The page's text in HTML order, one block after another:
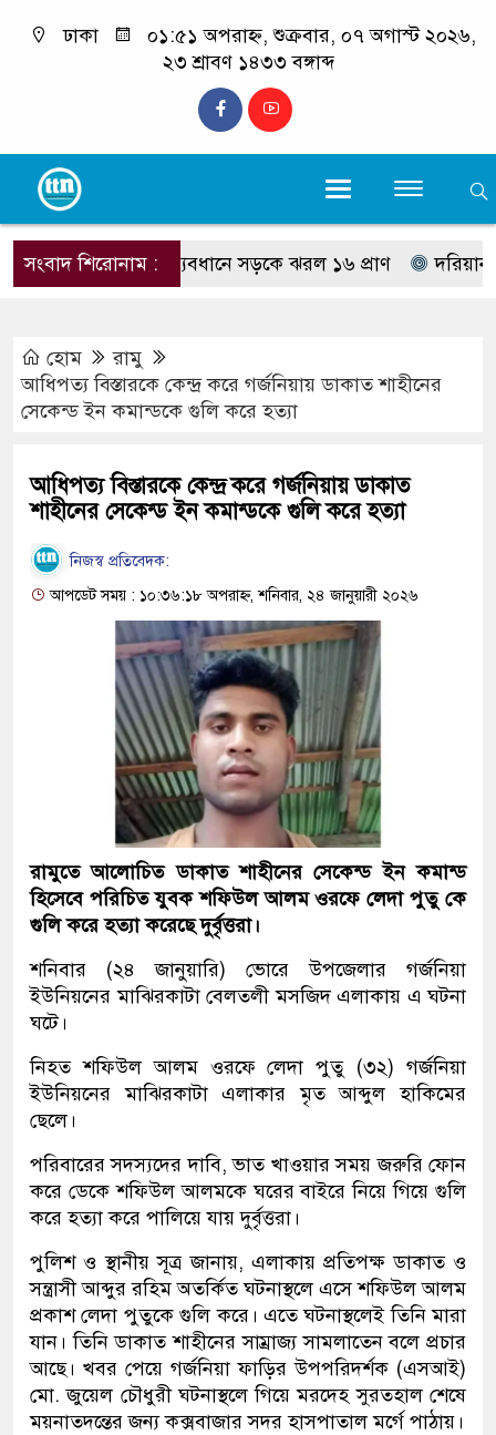
ঢাকা
০১:৫১ অপরাহ্ন, শুক্রবার, ০৭ অগাস্ট ২০২৬,
২৩ শ্রাবণ ১৪৩৩ বঙ্গাব্দ
সংবাদ শিরোনাম :
দুই ঘণ্টার ব্যবধানে সড়কে ঝরল ১৬ প্রাণ দরিয়ানগরে
হোম
রামু
আধিপত্য বিস্তারকে কেন্দ্র করে গর্জনিয়ায় ডাকাত শাহীনের
সেকেন্ড ইন কমান্ডকে গুলি করে হত্যা
আধিপত্য বিস্তারকে কেন্দ্র করে গর্জনিয়ায় ডাকাত
শাহীনের সেকেন্ড ইন কমান্ডকে গুলি করে হত্যা
নিজস্ব প্রতিবেদক:
আপডেট সময় : ১০:৩৬:১৮ অপরাহ্ন, শনিবার, ২৪ জানুয়ারী ২০২৬
রামুতে আলোচিত ডাকাত শাহীনের সেকেন্ড ইন কমান্ড
হিসেবে পরিচিত যুবক শফিউল আলম ওরফে লেদা পুতু কে
গুলি করে হত্যা করেছে দুর্বৃত্তরা।
শনিবার (২৪ জানুয়ারি) ভোরে উপজেলার গর্জনিয়া
ইউনিয়নের মাঝিরকাটা বেলতলী মসজিদ এলাকায় এ ঘটনা
ঘটে।
নিহত শফিউল আলম ওরফে লেদা পুতু (৩২) গর্জনিয়া
ইউনিয়নের মাঝিরকাটা এলাকার মৃত আব্দুল হাকিমের
ছেলে।
পরিবারের সদস্যদের দাবি, ভাত খাওয়ার সময় জরুরি ফোন
করে ডেকে শফিউল আলমকে ঘরের বাইরে নিয়ে গিয়ে গুলি
করে হত্যা করে পালিয়ে যায় দুর্বৃত্তরা।
পুলিশ ও স্থানীয় সূত্র জানায়, এলাকায় প্রতিপক্ষ ডাকাত ও
সন্ত্রাসী আব্দুর রহিম অতর্কিত ঘটনাস্থলে এসে শফিউল আলম
প্রকাশ লেদা পুতুকে গুলি করে। এতে ঘটনাস্থলেই তিনি মারা
যান। তিনি ডাকাত শাহীনের সাম্রাজ্য সামলাতেন বলে প্রচার
আছে। খবর পেয়ে গর্জনিয়া ফাড়ির উপপরিদর্শক (এসআই)
মো. জুয়েল চৌধুরী ঘটনাস্থলে গিয়ে মরদেহ সুরতহাল শেষে
ময়নাতদন্তের জন্য কক্সবাজার সদর হাসপাতাল মর্গে পাঠায়।